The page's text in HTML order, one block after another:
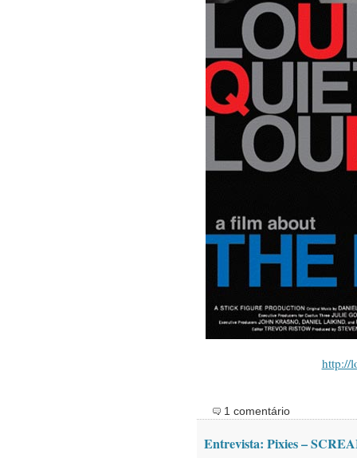
http://
1 comentário
Entrevista: Pixies –